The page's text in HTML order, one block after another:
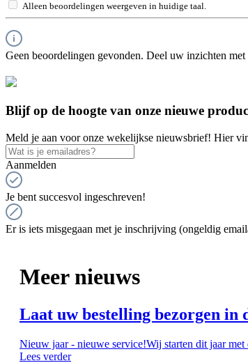
Alleen beoordelingen weergeven in huidige taal.
Geen beoordelingen gevonden. Deel uw inzichten met
Blijf op de hoogte van onze nieuwe
Meld je aan voor onze wekelijkse nieuwsbrief! Hier
Aanmelden
Je bent succesvol ingeschreven!
Er is iets misgegaan met je inschrijving (ongeldig
Meer nieuws
Laat uw bestelling bezorgen in
Nieuw jaar - nieuwe service!Wij starten dit jaar
Lees verder